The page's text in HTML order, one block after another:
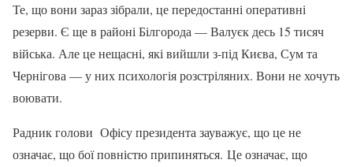
Те, що вони зараз зібрали, це передостанні оперативні
резерви. Є ще в районі Білгорода — Валуєк десь 15 тисяч
війська. Але це нещасні, які вийшли з-під Києва, Сум та
Чернігова — у них психологія розстріляних. Вони не хочуть
воювати.
Радник голови Офісу президента зауважує, що це не
означає, що бої повністю припиняться. Це означає, що